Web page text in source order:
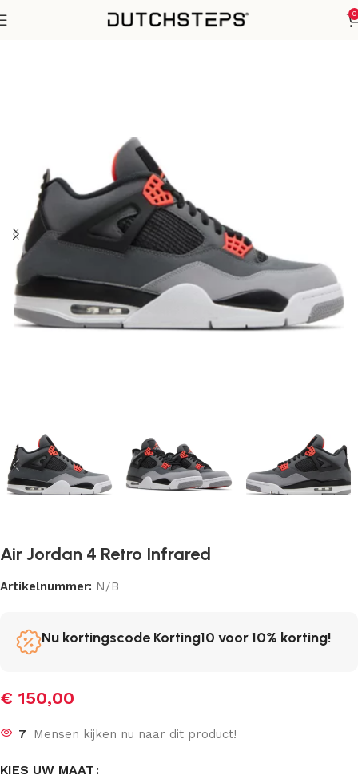
0
Air Jordan 4 Retro Infrared
Artikelnummer: N/B
Nu kortingscode Korting10 voor 10% korting!
€ 150,00
7 Mensen kijken nu naar dit product!
KIES UW MAAT